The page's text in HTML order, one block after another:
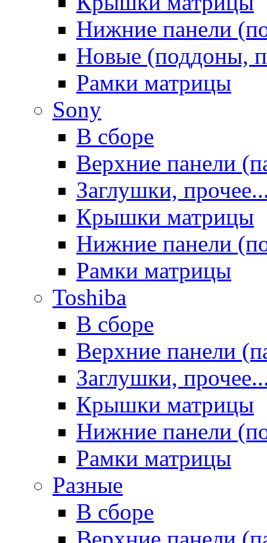
Нижние панели
Новые (поддоны,
Рамки матрицы
Sony
В сборе
Верхние панели
Заглушки,
Крышки матрицы
Нижние панели
Рамки матрицы
Toshiba
В сборе
Верхние панели
Заглушки,
Крышки матрицы
Нижние панели
Рамки матрицы
Разные
В сборе